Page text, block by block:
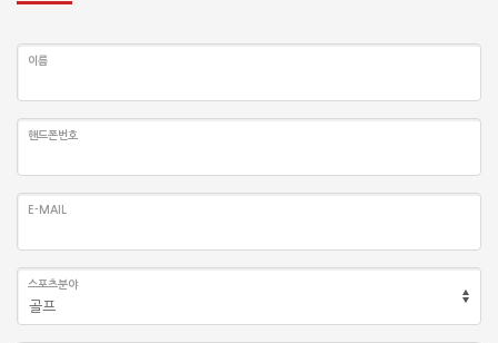
이름
핸드폰번호
E-MAIL
스포츠분야